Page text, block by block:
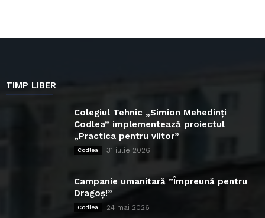
TIMP LIBER
Colegiul Tehnic „Simion Mehedinți
Codlea” implementează proiectul
„Practica pentru viitor”
Codlea 31 iulie 2026
Campanie umanitară ”Împreună pentru
Dragoș!”
Codlea 24 mai 2026